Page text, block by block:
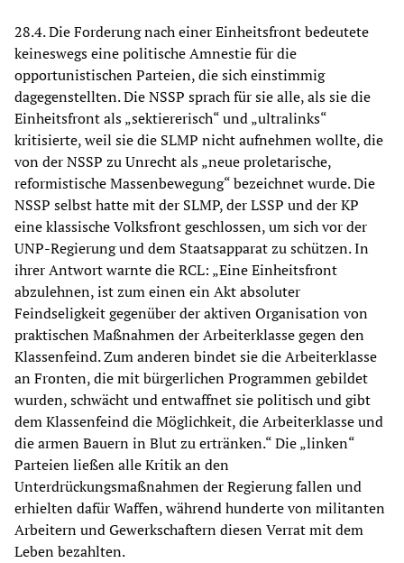
28.4. Die Forderung nach einer Einheitsfront bedeutete
keineswegs eine politische Amnestie für die
opportunistischen Parteien, die sich einstimmig
dagegenstellten. Die NSSP sprach für sie alle, als sie die
Einheitsfront als „sektiererisch“ und „ultralinks“
kritisierte, weil sie die SLMP nicht aufnehmen wollte, die
von der NSSP zu Unrecht als „neue proletarische,
reformistische Massenbewegung“ bezeichnet wurde. Die
NSSP selbst hatte mit der SLMP, der LSSP und der KP
eine klassische Volksfront geschlossen, um sich vor der
UNP-Regierung und dem Staatsapparat zu schützen. In
ihrer Antwort warnte die RCL: „Eine Einheitsfront
abzulehnen, ist zum einen ein Akt absoluter
Feindseligkeit gegenüber der aktiven Organisation von
praktischen Maßnahmen der Arbeiterklasse gegen den
Klassenfeind. Zum anderen bindet sie die Arbeiterklasse
an Fronten, die mit bürgerlichen Programmen gebildet
wurden, schwächt und entwaffnet sie politisch und gibt
dem Klassenfeind die Möglichkeit, die Arbeiterklasse und
die armen Bauern in Blut zu ertränken.“ Die „linken“
Parteien ließen alle Kritik an den
Unterdrückungsmaßnahmen der Regierung fallen und
erhielten dafür Waffen, während hunderte von militanten
Arbeitern und Gewerkschaftern diesen Verrat mit dem
Leben bezahlten.